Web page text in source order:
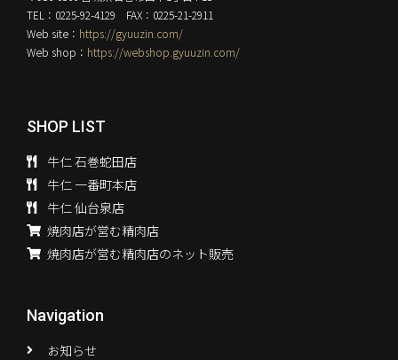
TEL：0225-92-4129 FAX：0225-21-2911
Web site： https://gyuuzin.com/
Web shop： https://webshop.gyuuzin.com/
SHOP LIST
牛仁 石巻蛇田店
牛仁 一番町本店
牛仁 仙台泉店
焼肉店が営む精肉店
焼肉店が営む精肉店のネット販売
Navigation
お知らせ